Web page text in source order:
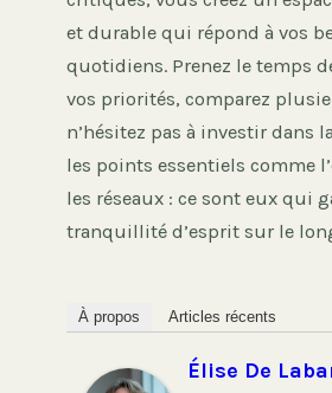
et durable qui répond à vos
quotidiens. Prenez le temps
vos priorités, comparez
n’hésitez pas à investir dans
les points essentiels comme
les réseaux : ce sont eux qui
tranquillité d’esprit sur le
À propos Articles récents
Élise De